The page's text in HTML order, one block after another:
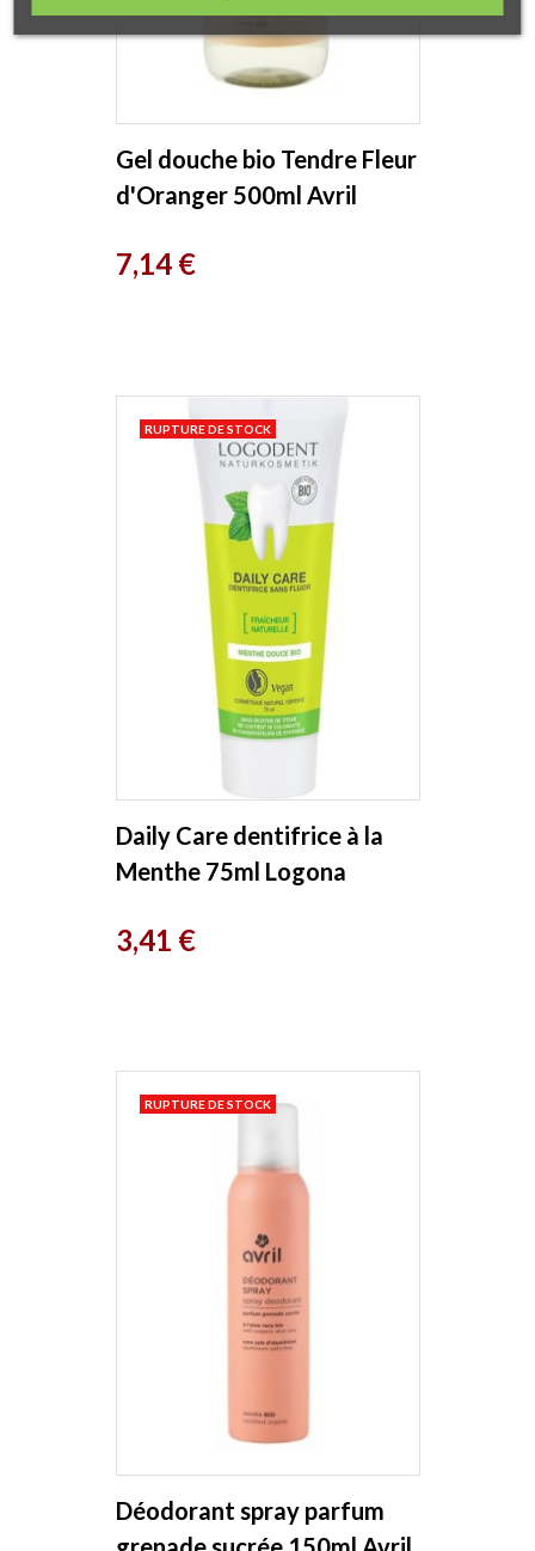
Gel douche bio Tendre Fleur
d'Oranger 500ml Avril
Prix
7,14 €
Daily Care dentifrice à la
Menthe 75ml Logona
Prix
3,41 €
RUPTURE DE STOCK
Déodorant spray parfum
RUPTURE DE STOCK